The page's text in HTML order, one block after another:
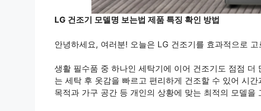
LG 건조기 모델명 보는법 제품 특징 확인 방법
안녕하세요, 여러분! 오늘은 LG 건조기를 효과적으로
생활 필수품 중 하나인 세탁기에 이어 건조기도 점점 더
는 세탁 후 옷감을 빠르고 편리하게 건조할 수 있어 시
목적과 가구 공간 등 개인의 상황에 맞는 최적의 모델을